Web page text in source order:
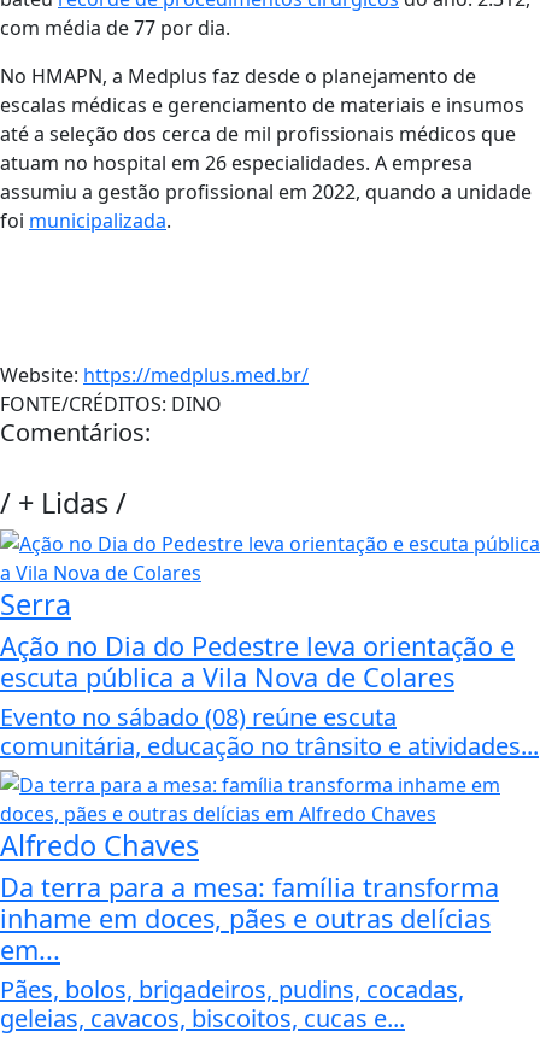
com média de 77 por dia.
No HMAPN, a Medplus faz desde o planejamento de
escalas médicas e gerenciamento de materiais e insumos
até a seleção dos cerca de mil profissionais médicos que
atuam no hospital em 26 especialidades. A empresa
assumiu a gestão profissional em 2022, quando a unidade
foi municipalizada.
Website: https://medplus.med.br/
FONTE/CRÉDITOS: DINO
Comentários:
/ + Lidas/
Serra
Ação no Dia do Pedestre leva orientação e
escuta pública a Vila Nova de Colares
Evento no sábado (08) reúne escuta
comunitária, educação no trânsito e atividades...
Alfredo Chaves
Da terra para a mesa: família transforma
inhame em doces, pães e outras delícias
em...
Pães, bolos, brigadeiros, pudins, cocadas,
geleias, cavacos, biscoitos, cucas e...